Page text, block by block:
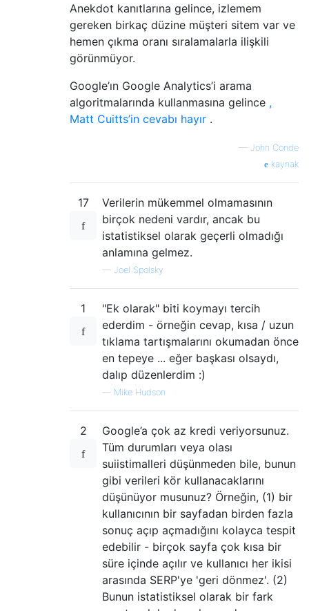
Anekdot kanıtlarına gelince, izlemem
gereken birkaç düzine müşteri sitem var ve
hemen çıkma oranı sıralamalarla ilişkili
görünmüyor.
Google’ın Google Analytics’i arama
algoritmalarında kullanmasına gelince ,
Matt Cuitts’in cevabı hayır .
— John Conde
kaynak
17
Verilerin mükemmel olmamasının
birçok nedeni vardır, ancak bu
istatistiksel olarak geçerli olmadığı
anlamına gelmez.
— Joel Spolsky
1
"Ek olarak" biti koymayı tercih
ederdim - örneğin cevap, kısa / uzun
tıklama tartışmalarını okumadan önce
en tepeye ... eğer başkası olsaydı,
dalıp düzenlerdim :)
— Mike Hudson
2
Google’a çok az kredi veriyorsunuz.
Tüm durumları veya olası
suiistimalleri düşünmeden bile, bunun
gibi verileri kör kullanacaklarını
düşünüyor musunuz? Örneğin, (1) bir
kullanıcının bir sayfadan birden fazla
sonuç açıp açmadığını kolayca tespit
edebilir - birçok sayfa çok kısa bir
süre içinde açılır ve kullanıcı her ikisi
arasında SERP'ye 'geri dönmez'. (2)
Bunun istatistiksel olarak bir fark